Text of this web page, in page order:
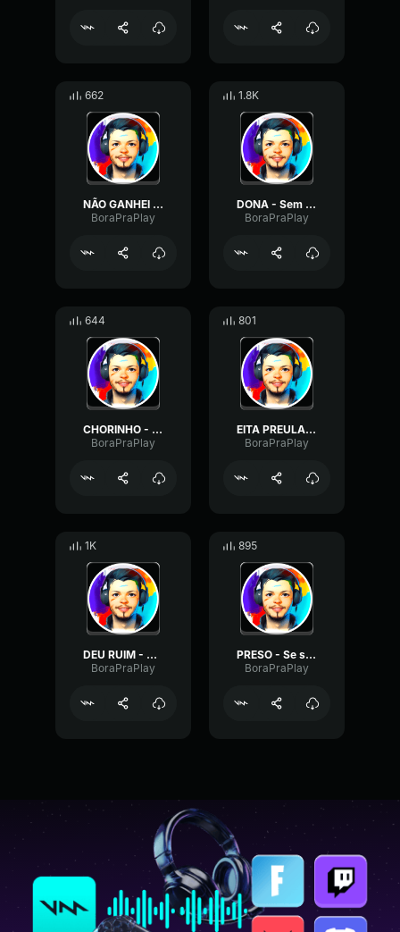
662
NÃO GANHEI - mas tem um play again aí né?
BoraPraPlay
1.8K
DONA - Sem vergonha kkk
BoraPraPlay
644
CHORINHO - Eu tô só o chorinho kkk
BoraPraPlay
801
EITA PREULA - Fiquei assustado kkk
BoraPraPlay
1K
DEU RUIM - puts hahaha
BoraPraPlay
895
PRESO - Se solta vai!
BoraPraPlay